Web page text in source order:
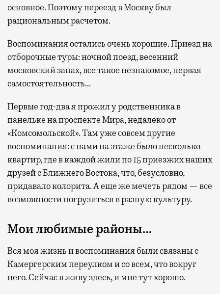
основное. Поэтому переезд в Москву был
рациональным расчетом.
Воспоминания остались очень хорошие. Приезд на
отборочные туры: ночной поезд, весенний
московский запах, все такое незнакомое, первая
самостоятельность…
Первые год-два я прожил у родственника в
панельке на проспекте Мира, недалеко от
«Комсомольской». Там уже совсем другие
воспоминания: с нами на этаже было несколько
квартир, где в каждой жили по 15 приезжих наших
друзей с Ближнего Востока, что, безусловно,
придавало колорита. А еще же мечеть рядом — все
возможности погрузиться в разную культуру.
Мои любимые районы…
Вся моя жизнь и воспоминания были связаны с
Камергерским переулком и со всем, что вокруг
него. Сейчас я живу здесь, и мне тут хорошо.